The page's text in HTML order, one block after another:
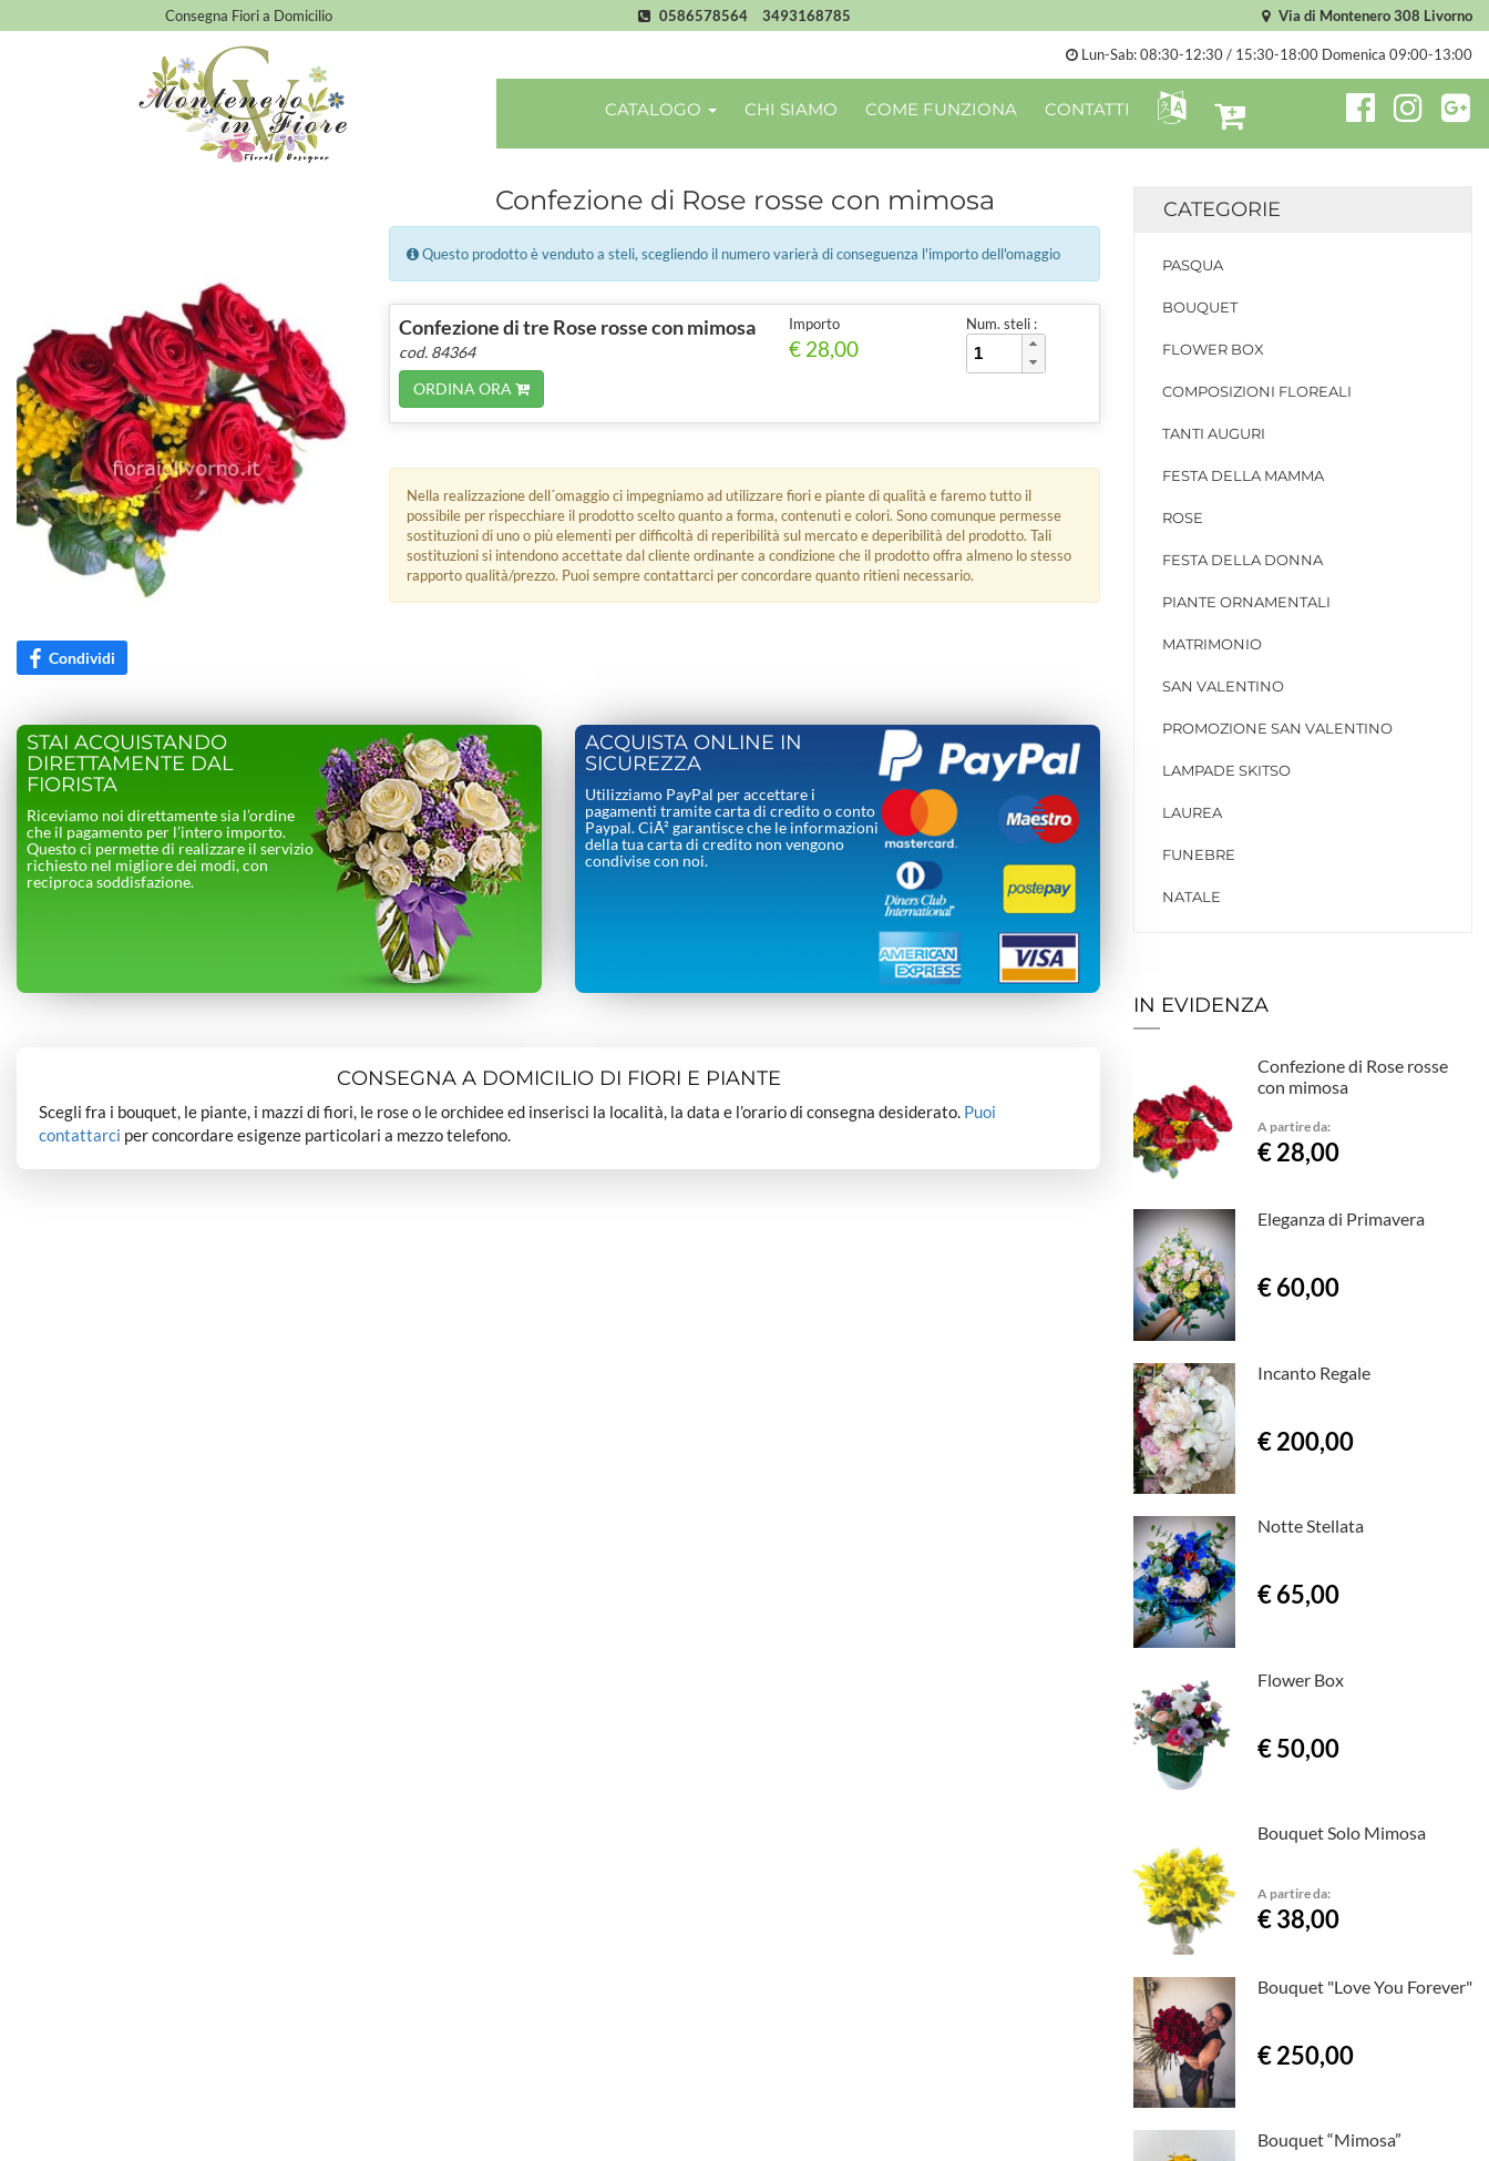
Consegna Fiori a Domicilio 0586578564 3493168785 Via di Montenero 308 Livorno
Lun-Sab: 08:30-12:30 / 15:30-18:00 Domenica 09:00-13:00
CATALOGO CHI SIAMO COME FUNZIONA CONTATTI
Condividi
Confezione di Rose rosse con mimosa
Questo prodotto è venduto a steli, scegliendo il numero varierà di conseguenza l'importo dell'omaggio
Confezione di tre Rose rosse con mimosa
cod. 84364
ORDINA ORA
Importo
€ 28,00
Num. steli :
Nella realizzazione dell´omaggio ci impegniamo ad utilizzare fiori e piante di qualità e faremo tutto il
possibile per rispecchiare il prodotto scelto quanto a forma, contenuti e colori. Sono comunque permesse
sostituzioni di uno o più elementi per difficoltà di reperibilità sul mercato e deperibilità del prodotto. Tali
sostituzioni si intendono accettate dal cliente ordinante a condizione che il prodotto offra almeno lo stesso
rapporto qualità/prezzo. Puoi sempre contattarci per concordare quanto ritieni necessario.
STAI ACQUISTANDO
DIRETTAMENTE DAL
FIORISTA
Riceviamo noi direttamente sia l’ordine
che il pagamento per l’intero importo.
Questo ci permette di realizzare il servizio
richiesto nel migliore dei modi, con
reciproca soddisfazione.
ACQUISTA ONLINE IN
SICUREZZA
Utilizziamo PayPal per accettare i
pagamenti tramite carta di credito o conto
Paypal. CiÃ² garantisce che le informazioni
della tua carta di credito non vengono
condivise con noi.
CONSEGNA A DOMICILIO DI FIORI E PIANTE
Scegli fra i bouquet, le piante, i mazzi di fiori, le rose o le orchidee ed inserisci la località, la data e l’orario di consegna desiderato. Puoi
contattarci per concordare esigenze particolari a mezzo telefono.
CATEGORIE
PASQUA
BOUQUET
FLOWER BOX
COMPOSIZIONI FLOREALI
TANTI AUGURI
FESTA DELLA MAMMA
ROSE
FESTA DELLA DONNA
PIANTE ORNAMENTALI
MATRIMONIO
SAN VALENTINO
PROMOZIONE SAN VALENTINO
LAMPADE SKITSO
LAUREA
FUNEBRE
NATALE
IN EVIDENZA
Confezione di Rose rosse
con mimosa
A partire da:
€ 28,00
Eleganza di Primavera
€ 60,00
Incanto Regale
€ 200,00
Notte Stellata
€ 65,00
Flower Box
€ 50,00
Bouquet Solo Mimosa
A partire da:
€ 38,00
Bouquet "Love You Forever"
€ 250,00
Bouquet “Mimosa”